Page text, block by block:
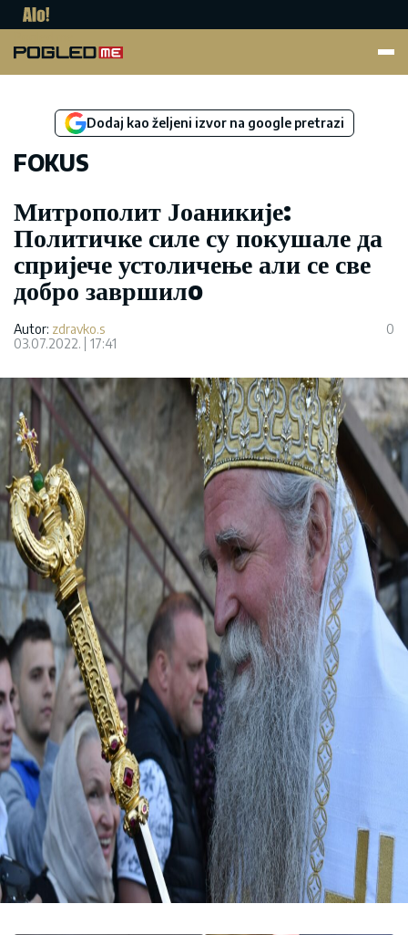
Dodaj kao željeni izvor na google pretrazi
FOKUS
Митрополит Јоаникије:
Политичке силе су покушале да
спријече устоличење али се све
добро завршилo
Autor: zdravko.s
03.07.2022.
17:41
0